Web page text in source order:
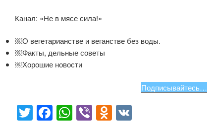
Канал: «Не в мясе сила!»
￼О вегетарианстве и веганстве без воды.
￼Факты, дельные советы
￼Хорошие новости
Подписывайтесь…
T F W Vi O